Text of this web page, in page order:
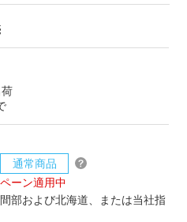
通常商品
ーン適用中
部および北海道、または当社指